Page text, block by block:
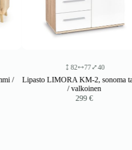
77 40
Lipasto LIMORA KM-2, sonoma tammi
/ valkoinen
€